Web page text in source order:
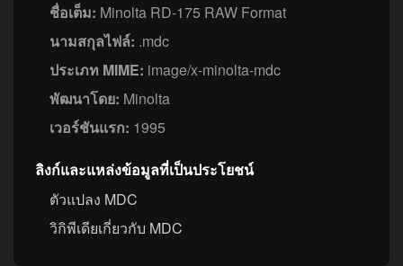
ชื่อเต็ม: Minolta RD‑175 RAW Format
นามสกุลไฟล์: .mdc
ประเภท MIME: image/x-minolta-mdc
พัฒนาโดย: Minolta
เวอร์ชันแรก: 1995
ลิงก์และแหล่งข้อมูลที่เป็นประโยชน์
ตัวแปลง MDC
วิกิพีเดียเกี่ยวกับ MDC